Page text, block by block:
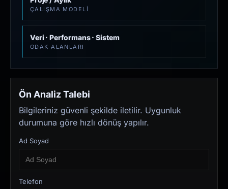
ÇALIŞMA MODELI
Veri · Performans · Sistem
ODAK ALANLARI
Ön Analiz Talebi
Bilgileriniz güvenli şekilde iletilir. Uygunluk
durumuna göre hızlı dönüş yapılır.
Ad Soyad
Telefon